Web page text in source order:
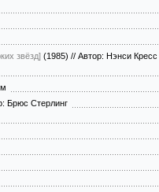
звёзд] (1985) // Автор: Нэнси
Брюс Стерлинг